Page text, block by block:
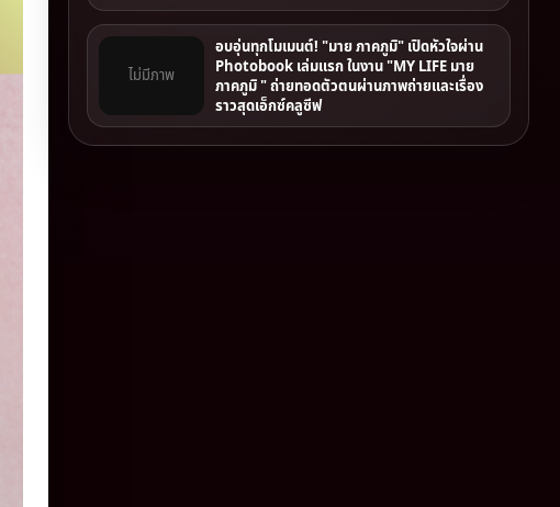
ไม่มีภาพ
อบอุ่นทุกโมเมนต์! "มาย ภาคภูมิ" เปิดหัวใจผ่าน
Photobook เล่มแรก ในงาน "MY LIFE มาย
ภาคภูมิ " ถ่ายทอดตัวตนผ่านภาพถ่ายและเรื่อง
ราวสุดเอ็กซ์คลูซีฟ